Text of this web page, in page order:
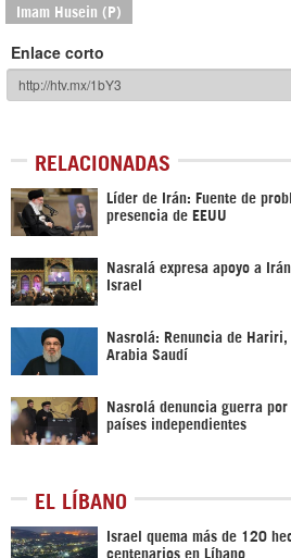
Imam Husein (P)
Enlace corto
RELACIONADAS
Líder de Irán: Fuente de
presencia de EEUU
Nasralá expresa apoyo a
Israel
Nasrolá: Renuncia de
Arabia Saudí
Nasrolá denuncia guerra por
países independientes
EL LÍBANO
Israel quema más de 120
centenarios en Líbano